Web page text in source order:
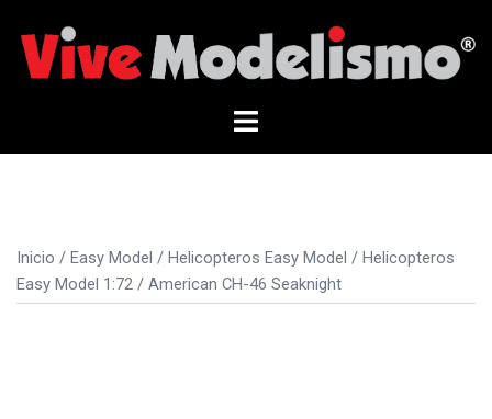
contenido
Alternar
Inicio / Easy Model / Helicopteros Easy Model / Helicopteros
Easy Model 1:72 / American CH-46 Seaknight